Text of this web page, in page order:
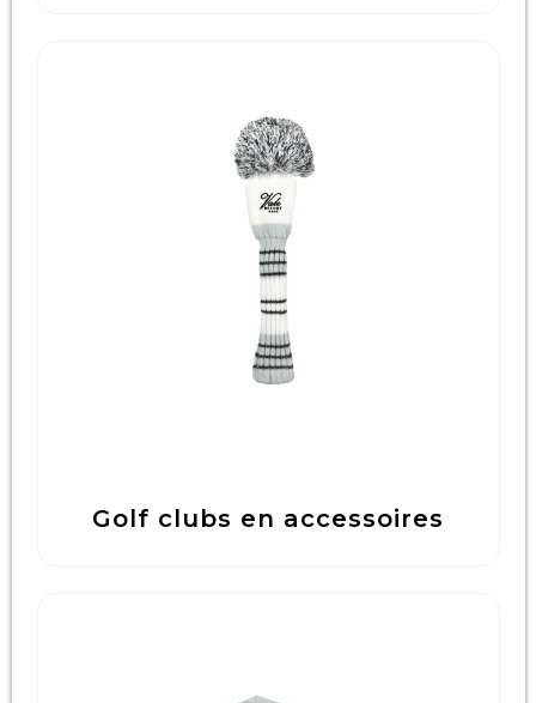
Golf clubs en accessoires